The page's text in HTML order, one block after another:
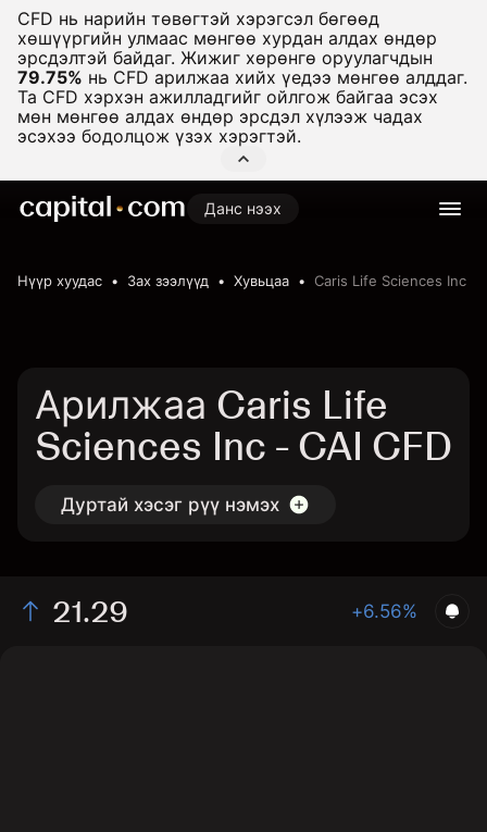
CFD нь нарийн төвөгтэй хэрэгсэл бөгөөд
хөшүүргийн улмаас мөнгөө хурдан алдах өндөр
эрсдэлтэй байдаг. Жижиг хөрөнгө оруулагчдын
79.75% нь CFD арилжаа хийх үедээ мөнгөө алддаг.
Та CFD хэрхэн ажилладгийг ойлгож байгаа эсэх
мөн мөнгөө алдах өндөр эрсдэл хүлээж чадах
эсэхээ бодолцож үзэх хэрэгтэй.
Данс нээх
Нүүр хуудас Зах зээлүүд Хувьцаа Caris Life Sciences Inc
Арилжаа Caris Life
Sciences Inc - CAI CFD
Дуртай хэсэг рүү нэмэх
21.29 +6.56%